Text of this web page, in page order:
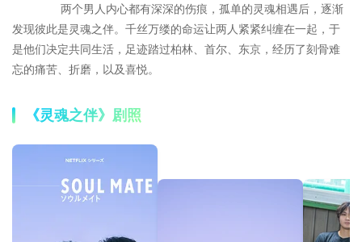
两个男人内心都有深深的伤痕，孤单的灵魂相遇后，逐渐
发现彼此是灵魂之伴。千丝万缕的命运让两人紧紧纠缠在一起，于
是他们决定共同生活，足迹踏过柏林、首尔、东京，经历了刻骨难
忘的痛苦、折磨，以及喜悦。
《灵魂之伴》剧照